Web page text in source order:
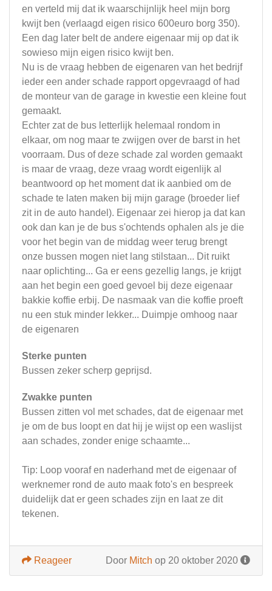
en verteld mij dat ik waarschijnlijk heel mijn borg
kwijt ben (verlaagd eigen risico 600euro borg 350).
Een dag later belt de andere eigenaar mij op dat ik
sowieso mijn eigen risico kwijt ben.
Nu is de vraag hebben de eigenaren van het bedrijf
ieder een ander schade rapport opgevraagd of had
de monteur van de garage in kwestie een kleine fout
gemaakt.
Echter zat de bus letterlijk helemaal rondom in
elkaar, om nog maar te zwijgen over de barst in het
voorraam. Dus of deze schade zal worden gemaakt
is maar de vraag, deze vraag wordt eigenlijk al
beantwoord op het moment dat ik aanbied om de
schade te laten maken bij mijn garage (broeder lief
zit in de auto handel). Eigenaar zei hierop ja dat kan
ook dan kan je de bus s'ochtends ophalen als je die
voor het begin van de middag weer terug brengt
onze bussen mogen niet lang stilstaan... Dit ruikt
naar oplichting... Ga er eens gezellig langs, je krijgt
aan het begin een goed gevoel bij deze eigenaar
bakkie koffie erbij. De nasmaak van die koffie proeft
nu een stuk minder lekker... Duimpje omhoog naar
de eigenaren
Sterke punten
Bussen zeker scherp geprijsd.
Zwakke punten
Bussen zitten vol met schades, dat de eigenaar met
je om de bus loopt en dat hij je wijst op een waslijst
aan schades, zonder enige schaamte...
Tip: Loop vooraf en naderhand met de eigenaar of
werknemer rond de auto maak foto's en bespreek
duidelijk dat er geen schades zijn en laat ze dit
tekenen.
Door Mitch op 20 oktober 2020
Reageer